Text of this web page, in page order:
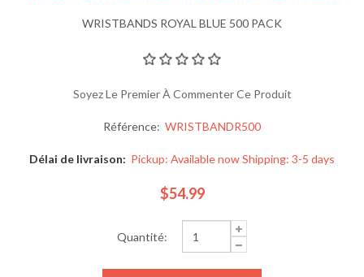
WRISTBANDS ROYAL BLUE 500 PACK
Soyez Le Premier À Commenter Ce Produit
Référence: WRISTBANDR500
Délai de livraison: Pickup: Available now Shipping: 3-5 days
$54.99
Quantité: